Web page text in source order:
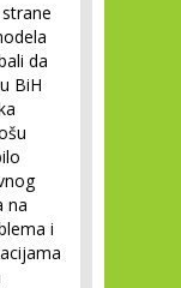
da
BiH
na
i